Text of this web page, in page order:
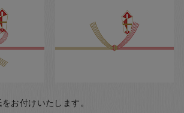
お付けいたします。